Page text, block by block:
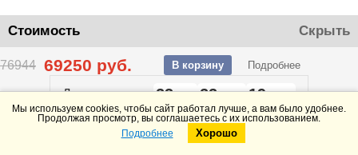
Стоимость Скрыть
76944 69250 руб. В корзину Подробнее
До конца акции23 22 19
Telegram
Мы используем cookies, чтобы сайт работал лучше, а вам было удобнее.
Продолжая просмотр, вы соглашаетесь с их использованием.
Подробнее
Хорошо